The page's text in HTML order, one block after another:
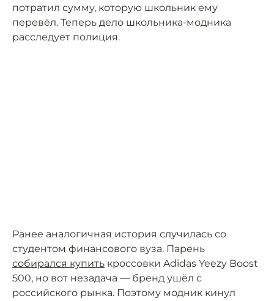
потратил сумму, которую школьник ему
перевёл. Теперь дело школьника-модника
расследует полиция.
Ранее аналогичная история случилась со
студентом финансового вуза. Парень
собирался купить кроссовки Adidas Yeezy Boost
500, но вот незадача — бренд ушёл с
российского рынка. Поэтому модник кинул